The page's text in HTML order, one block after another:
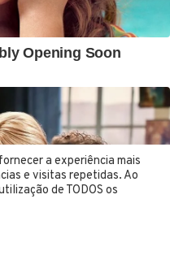
a experiência mais
e visitas repetidas. Ao
de TODOS os